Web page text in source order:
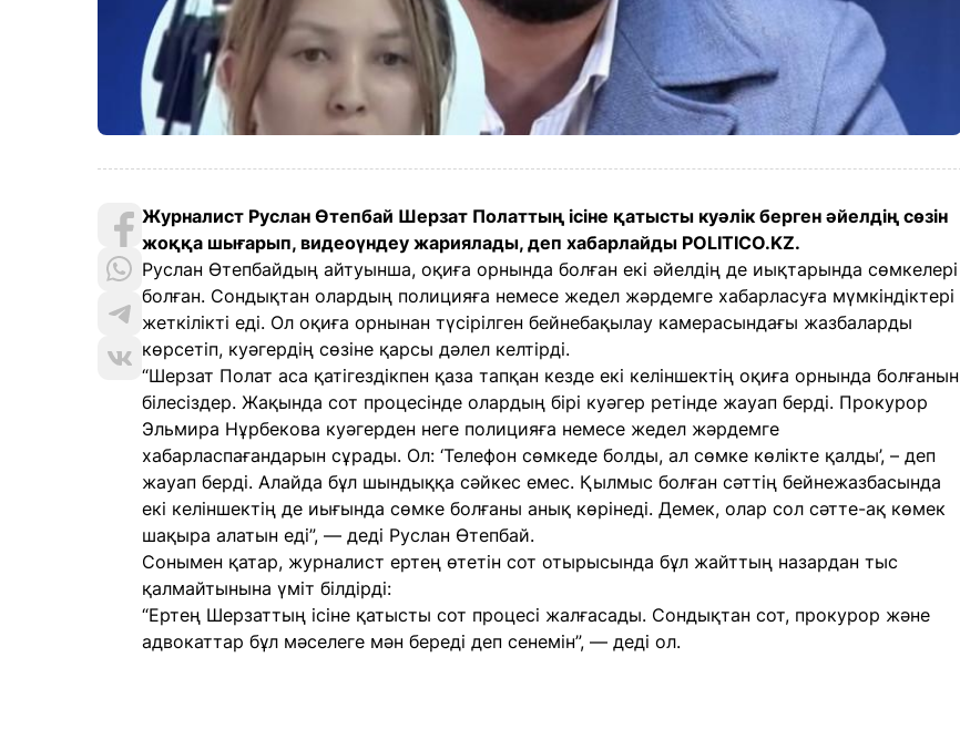
Журналист Руслан Өтепбай Шерзат Полаттың ісіне қатысты куәлік берген әйелдің сөзін
жоққа шығарып, видеоүндеу жариялады, деп хабарлайды POLITICO.KZ.
Руслан Өтепбайдың айтуынша, оқиға орнында болған екі әйелдің де иықтарында сөмкелері
болған. Сондықтан олардың полицияға немесе жедел жәрдемге хабарласуға мүмкіндіктері
жеткілікті еді. Ол оқиға орнынан түсірілген бейнебақылау камерасындағы жазбаларды
көрсетіп, куәгердің сөзіне қарсы дәлел келтірді.
“Шерзат Полат аса қатігездікпен қаза тапқан кезде екі келіншектің оқиға орнында болғанын
білесіздер. Жақында сот процесінде олардың бірі куәгер ретінде жауап берді. Прокурор
Эльмира Нұрбекова куәгерден неге полицияға немесе жедел жәрдемге
хабарласпағандарын сұрады. Ол: ‘Телефон сөмкеде болды, ал сөмке көлікте қалды’, – деп
жауап берді. Алайда бұл шындыққа сәйкес емес. Қылмыс болған сәттің бейнежазбасында
екі келіншектің де иығында сөмке болғаны анық көрінеді. Демек, олар сол сәтте-ақ көмек
шақыра алатын еді”, — деді Руслан Өтепбай.
Сонымен қатар, журналист ертең өтетін сот отырысында бұл жайттың назардан тыс
қалмайтынына үміт білдірді:
“Ертең Шерзаттың ісіне қатысты сот процесі жалғасады. Сондықтан сот, прокурор және
адвокаттар бұл мәселеге мән береді деп сенемін”, — деді ол.